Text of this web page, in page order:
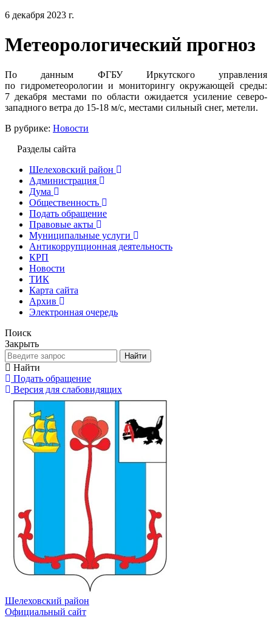
6 декабря 2023 г.
Метеорологический прогноз
По данным ФГБУ Иркутского управления
по гидрометеорологии и мониторингу окружающей среды:
7 декабря местами по области ожидается усиление северо-
западного ветра до 15-18 м/с, местами сильный снег, метели.
В рубрике: Новости
Разделы сайта
Шелеховский район
Администрация
Дума
Общественность
Подать обращение
Правовые акты
Муниципальные услуги
Антикоррупционная деятельность
КРП
Новости
ТИК
Карта сайта
Архив
Электронная очередь
Поиск
Закрыть
Найти
Найти
Подать обращение
Версия для слабовидящих
Шелеховский район
Официальный сайт